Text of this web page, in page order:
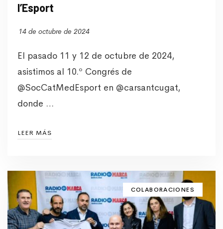
l’Esport
14 de octubre de 2024
El pasado 11 y 12 de octubre de 2024,
asistimos al 10.º Congrés de
@SocCatMedEsport en @carsantcugat,
donde …
LEER MÁS
COLABORACIONES